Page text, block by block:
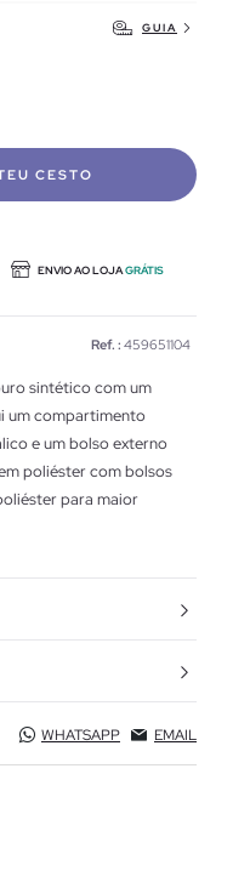
GUIA
CESTO
ENVIO AO LOJAGRÁTIS
Ref. : 459651104
sintético com um
um compartimento
e um bolso externo
poliéster com bolsos
para maior
WHATSAPP EMAIL